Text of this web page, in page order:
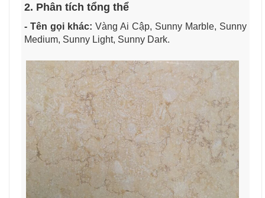
2. Phân tích tổng thể
- Tên gọi khác: Vàng Ai Cập, Sunny Marble, Sunny
Medium, Sunny Light, Sunny Dark.